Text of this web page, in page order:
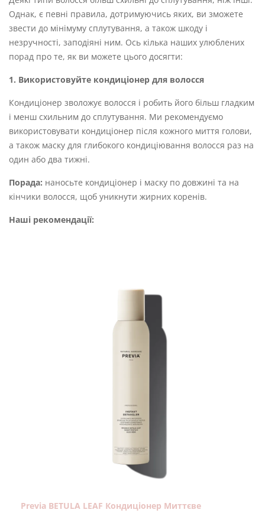
Однак, є певні правила, дотримуючись яких, ви зможете
звести до мінімуму сплутування, а також шкоду і
незручності, заподіяні ним. Ось кілька наших улюблених
порад про те, як ви можете цього досягти:
1. Використовуйте кондиціонер для волосся
Кондиціонер зволожує волосся і робить його більш гладким
і менш схильним до сплутування. Ми рекомендуємо
використовувати кондиціонер після кожного миття голови,
а також маску для глибокого кондиціювання волосся раз на
один або два тижні.
Порада: наносьте кондиціонер і маску по довжині та на
кінчики волосся, щоб уникнути жирних коренів.
Наші рекомендації:
Previa BETULA LEAF Кондиціонер Миттєве